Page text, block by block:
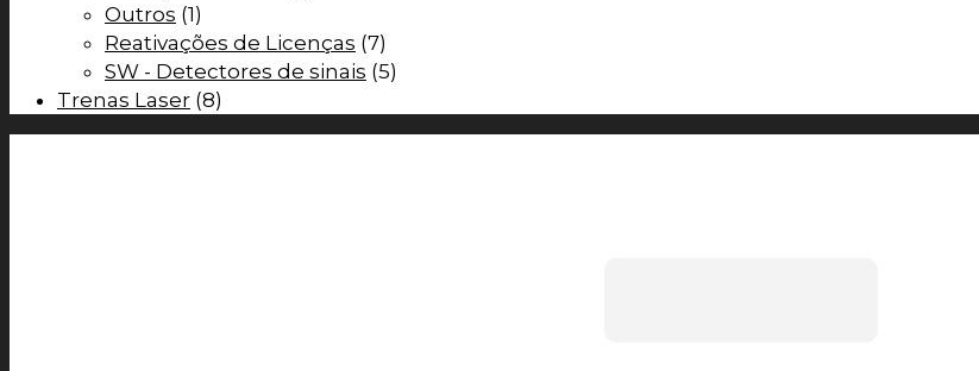
Outros (1)
Reativações de Licenças (7)
SW - Detectores de sinais (5)
Trenas Laser (8)